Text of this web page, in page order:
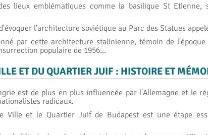
lieux emblématiques comme la basilique St
l'architecture soviétique au Parc des Statues
par cette architecture stalinienne, témoin de
populaire de 1956...
ET DU QUARTIER JUIF : HISTOIRE ET
est de plus en plus influencée par l'Allemagne et le
radicaux.
Ville et le Quartier Juif de Budapest est une étape